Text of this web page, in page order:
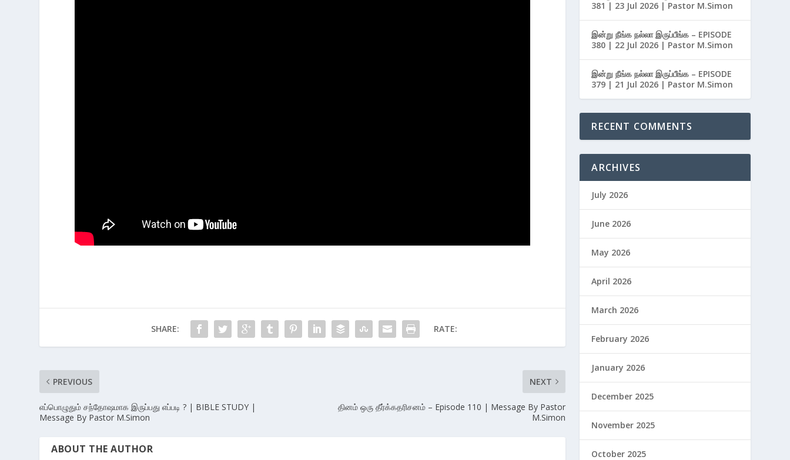
SHARE: RATE:
PREVIOUS
எப்பொழுதும் சந்தோஷமாக இருப்பது எப்படி ? | BIBLE STUDY |
Message By Pastor M.Simon
NEXT
தினம் ஒரு தீர்க்கதரிசனம் – Episode 110 | Message By Pastor
M.Simon
ABOUT THE AUTHOR
381 | 23 Jul 2026 | Pastor M.Simon
இன்று நீங்க நல்லா இருப்பீங்க – EPISODE
380 | 22 Jul 2026 | Pastor M.Simon
இன்று நீங்க நல்லா இருப்பீங்க – EPISODE
379 | 21 Jul 2026 | Pastor M.Simon
RECENT COMMENTS
ARCHIVES
July 2026
June 2026
May 2026
April 2026
March 2026
February 2026
January 2026
December 2025
November 2025
October 2025